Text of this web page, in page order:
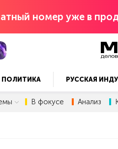
номер уже в
ПОЛИТИКА РУССКАЯ
В фокусе Анализ